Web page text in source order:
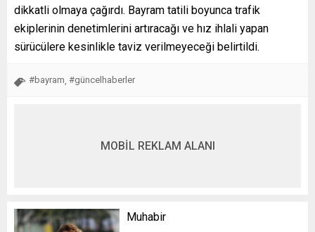
dikkatli olmaya çağırdı. Bayram tatili boyunca trafik
ekiplerinin denetimlerini artıracağı ve hız ihlali yapan
sürücülere kesinlikle taviz verilmeyeceği belirtildi.
#bayram, #güncelhaberler
MOBİL REKLAM ALANI
Muhabir